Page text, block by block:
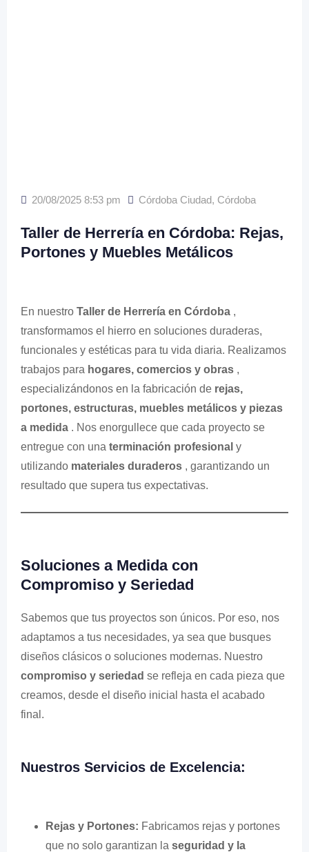
20/08/2025 8:53 pm Córdoba Ciudad, Córdoba
Taller de Herrería en Córdoba: Rejas,
Portones y Muebles Metálicos
En nuestro Taller de Herrería en Córdoba ,
transformamos el hierro en soluciones duraderas,
funcionales y estéticas para tu vida diaria. Realizamos
trabajos para hogares, comercios y obras ,
especializándonos en la fabricación de rejas,
portones, estructuras, muebles metálicos y piezas
a medida . Nos enorgullece que cada proyecto se
entregue con una terminación profesional y
utilizando materiales duraderos , garantizando un
resultado que supera tus expectativas.
Soluciones a Medida con
Compromiso y Seriedad
Sabemos que tus proyectos son únicos. Por eso, nos
adaptamos a tus necesidades, ya sea que busques
diseños clásicos o soluciones modernas. Nuestro
compromiso y seriedad se refleja en cada pieza que
creamos, desde el diseño inicial hasta el acabado
final.
Nuestros Servicios de Excelencia:
Rejas y Portones: Fabricamos rejas y portones
que no solo garantizan la seguridad y la